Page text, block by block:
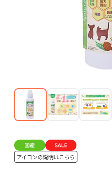
アイコンの説明はこちら